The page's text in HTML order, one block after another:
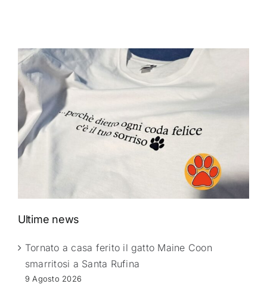
Ultime news
Tornato a casa ferito il gatto Maine Coon
smarritosi a Santa Rufina
9 Agosto 2026